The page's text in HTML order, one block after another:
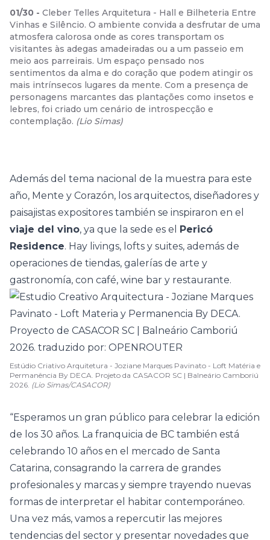
01/30 - Cleber Telles Arquitetura - Hall e Bilheteria Entre
Vinhas e Silêncio. O ambiente convida a desfrutar de uma
atmosfera calorosa onde as cores transportam os
visitantes às adegas amadeiradas ou a um passeio em
meio aos parreirais. Um espaço pensado nos
sentimentos da alma e do coração que podem atingir os
mais intrínsecos lugares da mente. Com a presença de
personagens marcantes das plantações como insetos e
lebres, foi criado um cenário de introspecção e
contemplação. (Lio Simas)
Además del tema nacional de la muestra para este
año, Mente y Corazón, los arquitectos, diseñadores y
paisajistas expositores también se inspiraron en el
viaje del vino, ya que la sede es el Pericó
Residence. Hay livings, lofts y suites, además de
operaciones de tiendas, galerías de arte y
gastronomía, con café, wine bar y restaurante.
Estúdio Criativo Arquitetura - Joziane Marques Pavinato - Loft Matéria e
Permanência By DECA. Projeto da CASACOR SC | Balneário Camboriú
2026. (Lio Simas/CASACOR)
“Esperamos un gran público para celebrar la edición
de los 30 años. La franquicia de BC también está
celebrando 10 años en el mercado de Santa
Catarina, consagrando la carrera de grandes
profesionales y marcas y siempre trayendo nuevas
formas de interpretar el habitar contemporáneo.
Una vez más, vamos a repercutir las mejores
tendencias del sector y presentar novedades que